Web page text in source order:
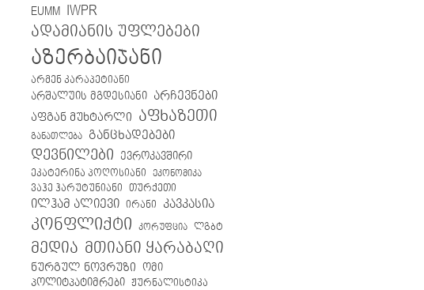
EUMM IWPR
ადამიანის უფლებები
აზერბაიჯანი
არმენ კარაპეტიანი
არშალუის მგდესიანი არჩევნები
აფგან მუხტარლი აფხაზეთი
განათლება განცხადებები
დევნილები
ევროკავშირი
ეკატერინა პოღოსიანი
ეკონომიკა
ვაჰე ჰარუტუნიანი თურქეთი
ილჰამ ალიევი ირანი კავკასია
კონფლიქტი კორუფცია ლგბტ
მედია მთიანი ყარაბაღი
ნურგულ ნოვრუზი ომი
პოლიტპატიმრები ჟურნალისტიკა